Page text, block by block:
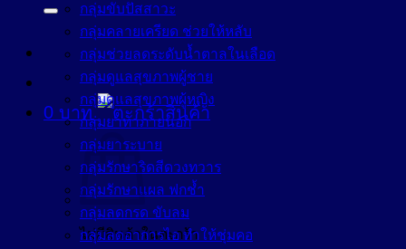
0 บาท
ไม่มีสินค้าในตะกร้า
กลุ่มขับปัสสาวะ
กลุ่มคลายเครียด ช่วยให้หลับ
กลุ่มช่วยลดระดับน้ำตาลในเลือด
กลุ่มดูแลสุขภาพผู้ชาย
กลุ่มดูแลสุขภาพผู้หญิง
กลุ่มยาทาภายนอก
กลุ่มยาระบาย
กลุ่มรักษาริดสีดวงทวาร
กลุ่มรักษาแผล ฟกช้ำ
กลุ่มลดกรด ขับลม
กลุ่มลดอาการไอ ทำให้ชุ่มคอ